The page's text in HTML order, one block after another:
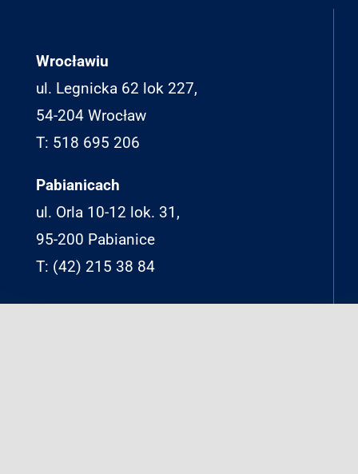
Wrocławiu
ul. Legnicka 62 lok 227,
54-204 Wrocław
T: 518 695 206
Pabianicach
ul. Orla 10-12 lok. 31,
95-200 Pabianice
T: (42) 215 38 84